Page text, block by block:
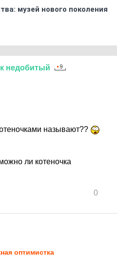
музей нового поколения
недобитый
называют??
ли котеночка
0
оптимистка